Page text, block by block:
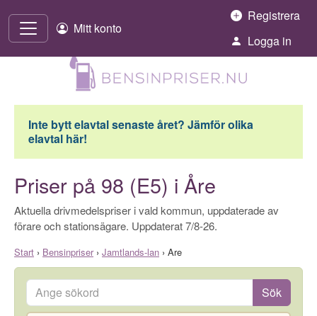
Mitt konto
Registrera
Logga in
Inte bytt elavtal senaste året? Jämför olika
elavtal här!
Priser på 98 (E5) i Åre
Aktuella drivmedelspriser i vald kommun, uppdaterade av
förare och stationsägare. Uppdaterat 7/8-26.
Start › Bensinpriser› Jamtlands-lan › Are
Ange sökord Sök